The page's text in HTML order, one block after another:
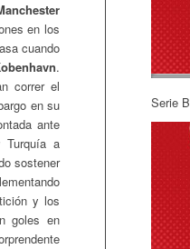
en los
cuando
.
correr el
en su
ante
a
sostener
y los
goles en
Serie B